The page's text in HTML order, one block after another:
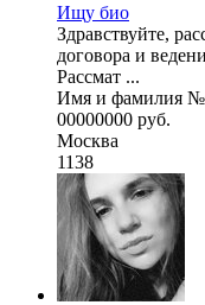
Ищу био
Здравствуйте,
договора и
Рассмат ...
Имя и фамилия
00000000 руб.
Москва
1138